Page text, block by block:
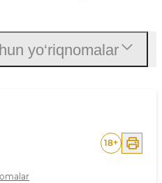
18+
yo‘riqnomalar